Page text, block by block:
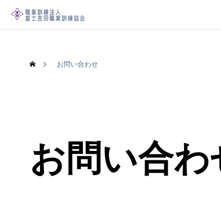
お問い合わせ
お問い合わ